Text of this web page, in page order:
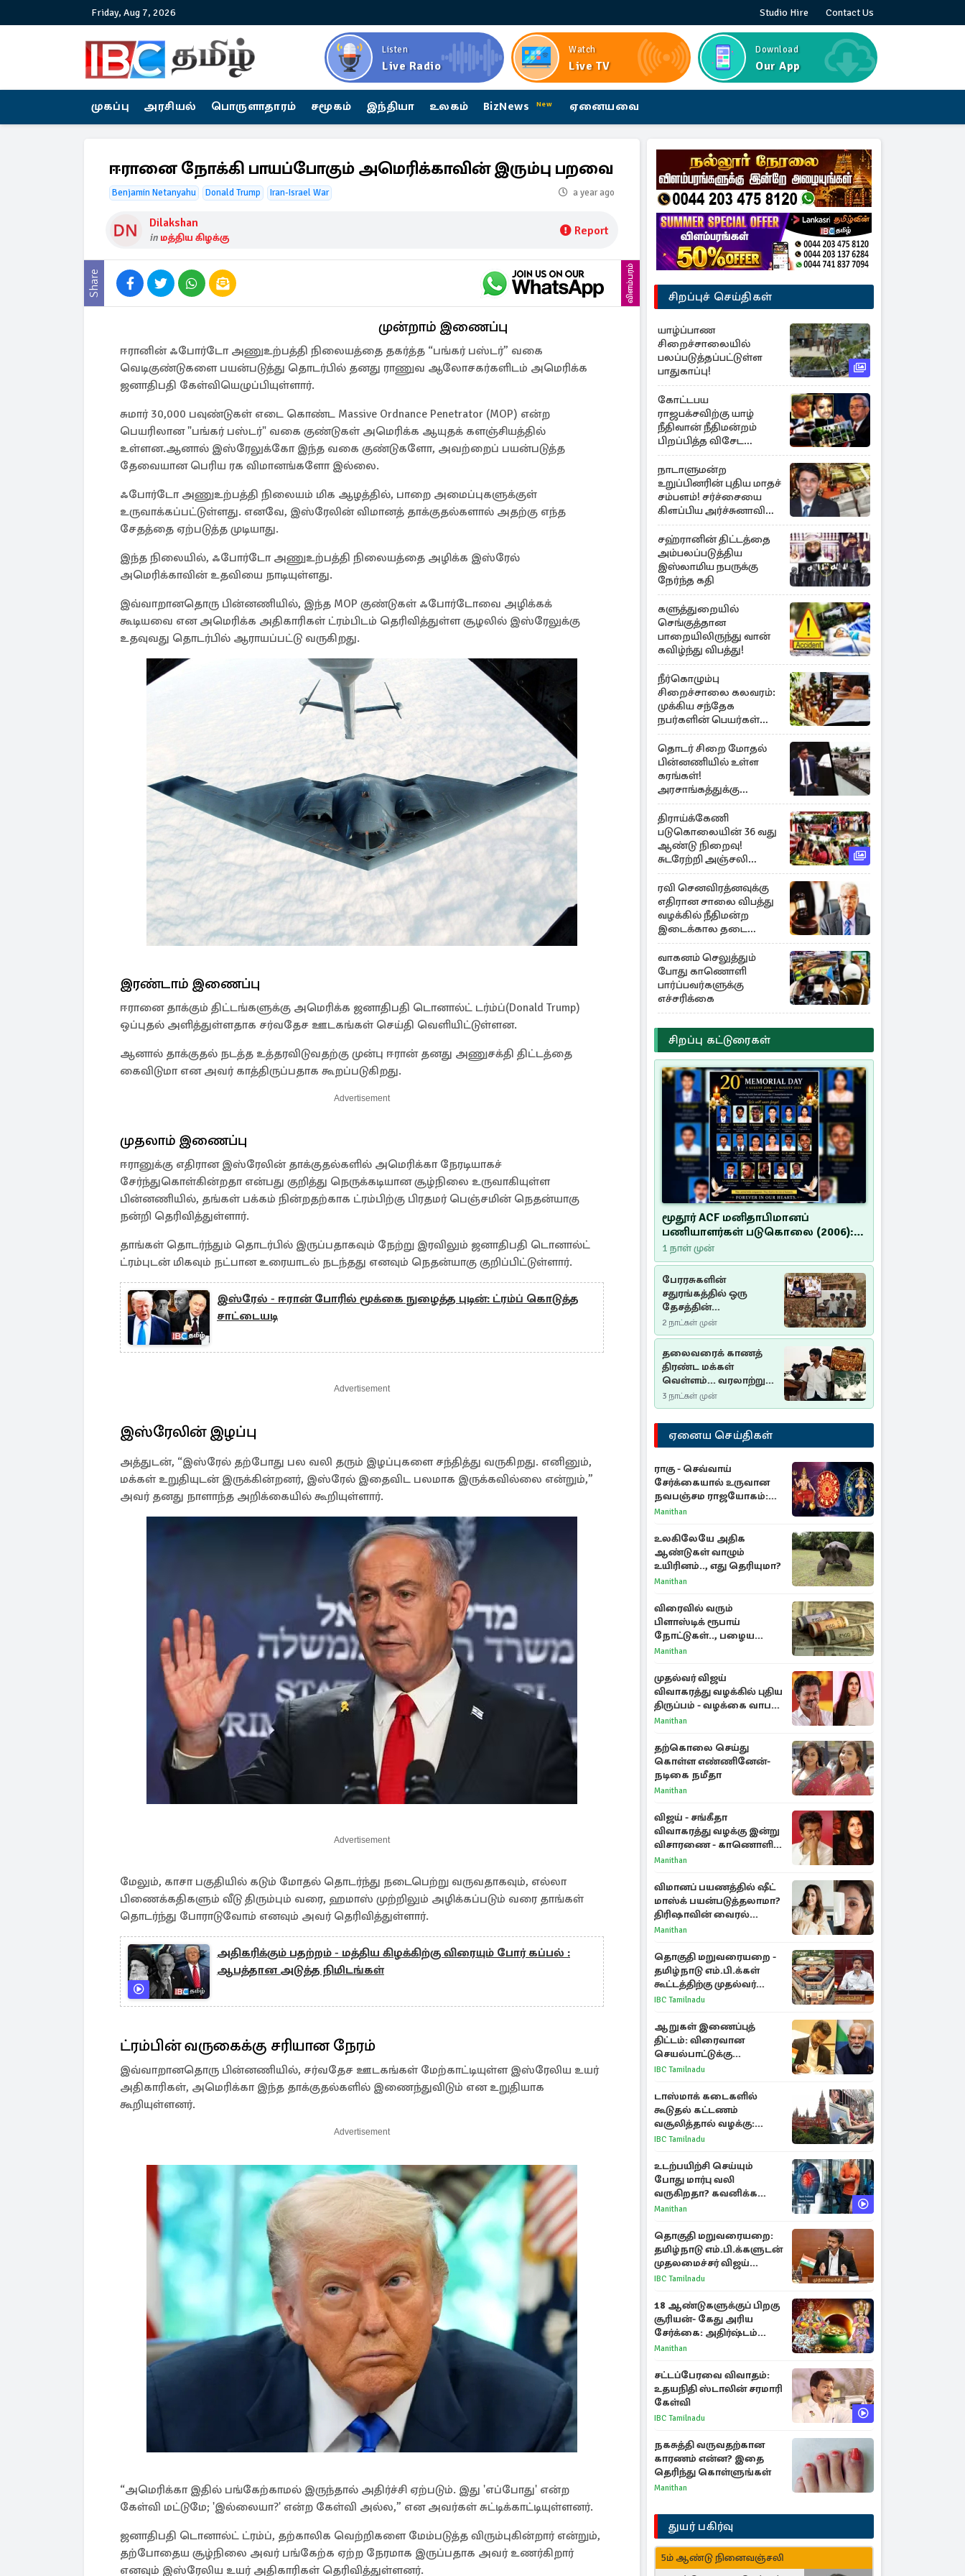
Friday, Aug 7, 2026 Studio Hire Contact Us
Listen
Live Radio
Watch
Live TV
Download
Our App
முகப்பு அரசியல் பொருளாதாரம் சமூகம் இந்தியா உலகம் BizNews New ஏனையவை
ஈரானை நோக்கி பாயப்போகும் அமெரிக்காவின் இரும்பு பறவை
Benjamin Netanyahu Donald Trump Iran-Israel War a year ago
Dilakshan
in மத்திய கிழக்கு Report
Share விளம்பரம்
முன்றாம் இணைப்பு
ஈரானின் ஃபோர்டோ அணுஉற்பத்தி நிலையத்தை தகர்த்த “பங்கர் பஸ்டர்” வகை
வெடிகுண்டுகளை பயன்படுத்து தொடர்பில் தனது ராணுவ ஆலோசகர்களிடம் அமெரிக்க
ஜனாதிபதி கேள்வியெழுப்பியுள்ளார்.
சுமார் 30,000 பவுண்டுகள் எடை கொண்ட Massive Ordnance Penetrator (MOP) என்ற
பெயரிலான "பங்கர் பஸ்டர்" வகை குண்டுகள் அமெரிக்க ஆயுதக் களஞ்சியத்தில்
உள்ளன.ஆனால் இஸ்ரேலுக்கோ இந்த வகை குண்டுகளோ, அவற்றைப் பயன்படுத்த
தேவையான பெரிய ரக விமானங்களோ இல்லை.
ஃபோர்டோ அணுஉற்பத்தி நிலையம் மிக ஆழத்தில், பாறை அமைப்புகளுக்குள்
உருவாக்கப்பட்டுள்ளது. எனவே, இஸ்ரேலின் விமானத் தாக்குதல்களால் அதற்கு எந்த
சேதத்தை ஏற்படுத்த முடியாது.
இந்த நிலையில், ஃபோர்டோ அணுஉற்பத்தி நிலையத்தை அழிக்க இஸ்ரேல்
அமெரிக்காவின் உதவியை நாடியுள்ளது.
இவ்வாறானதொரு பின்னணியில், இந்த MOP குண்டுகள் ஃபோர்டோவை அழிக்கக்
கூடியவை என அமெரிக்க அதிகாரிகள் ட்ரம்பிடம் தெரிவித்துள்ள சூழலில் இஸ்ரேலுக்கு
உதவுவது தொடர்பில் ஆராயப்பட்டு வருகிறது.
இரண்டாம் இணைப்பு
ஈரானை தாக்கும் திட்டங்களுக்கு அமெரிக்க ஜனாதிபதி டொனால்ட் டர்ம்ப்(Donald Trump)
ஒப்புதல் அளித்துள்ளதாக சர்வதேச ஊடகங்கள் செய்தி வெளியிட்டுள்ளன.
ஆனால் தாக்குதல் நடத்த உத்தரவிடுவதற்கு முன்பு ஈரான் தனது அணுசக்தி திட்டத்தை
கைவிடுமா என அவர் காத்திருப்பதாக கூறப்படுகிறது.
Advertisement
முதலாம் இணைப்பு
ஈரானுக்கு எதிரான இஸ்ரேலின் தாக்குதல்களில் அமெரிக்கா நேரடியாகச்
சேர்ந்துகொள்கின்றதா என்பது குறித்து நெருக்கடியான சூழ்நிலை உருவாகியுள்ள
பின்னணியில், தங்கள் பக்கம் நின்றதற்காக ட்ரம்பிற்கு பிரதமர் பெஞ்சமின் நெதன்யாகு
நன்றி தெரிவித்துள்ளார்.
தாங்கள் தொடர்ந்தும் தொடர்பில் இருப்பதாகவும் நேற்று இரவிலும் ஜனாதிபதி டொனால்ட்
ட்ரம்புடன் மிகவும் நட்பான உரையாடல் நடந்தது எனவும் நெதன்யாகு குறிப்பிட்டுள்ளார்.
இஸ்ரேல் - ஈரான் போரில் மூக்கை நுழைத்த புடின்: ட்ரம்ப் கொடுத்த
சாட்டையடி
Advertisement
இஸ்ரேலின் இழப்பு
அத்துடன், “இஸ்ரேல் தற்போது பல வலி தரும் இழப்புகளை சந்தித்து வருகிறது. எனினும்,
மக்கள் உறுதியுடன் இருக்கின்றனர், இஸ்ரேல் இதைவிட பலமாக இருக்கவில்லை என்றும்,”
அவர் தனது நாளாந்த அறிக்கையில் கூறியுள்ளார்.
Advertisement
மேலும், காசா பகுதியில் கடும் மோதல் தொடர்ந்து நடைபெற்று வருவதாகவும், எல்லா
பிணைக்கதிகளும் வீடு திரும்பும் வரை, ஹமாஸ் முற்றிலும் அழிக்கப்படும் வரை தாங்கள்
தொடர்ந்து போராடுவோம் எனவும் அவர் தெரிவித்துள்ளார்.
அதிகரிக்கும் பதற்றம் - மத்திய கிழக்கிற்கு விரையும் போர் கப்பல் :
ஆபத்தான அடுத்த நிமிடங்கள்
ட்ரம்பின் வருகைக்கு சரியான நேரம்
இவ்வாறானதொரு பின்னணியில், சர்வதேச ஊடகங்கள் மேற்காட்டியுள்ள இஸ்ரேலிய உயர்
அதிகாரிகள், அமெரிக்கா இந்த தாக்குதல்களில் இணைந்துவிடும் என உறுதியாக
கூறியுள்ளனர்.
Advertisement
“அமெரிக்கா இதில் பங்கேற்காமல் இருந்தால் அதிர்ச்சி ஏற்படும். இது 'எப்போது' என்ற
கேள்வி மட்டுமே; 'இல்லையா?' என்ற கேள்வி அல்ல,” என அவர்கள் சுட்டிக்காட்டியுள்ளனர்.
ஜனாதிபதி டொனால்ட் ட்ரம்ப், தற்காலிக வெற்றிகளை மேம்படுத்த விரும்புகின்றார் என்றும்,
தற்போதைய சூழ்நிலை அவர் பங்கேற்க ஏற்ற நேரமாக இருப்பதாக அவர் உணர்கிறார்
எனவும் இஸ்ரேலிய உயர் அதிகாரிகள் தெரிவித்துள்ளனர்.
சிறப்புச் செய்திகள்
யாழ்ப்பாண
சிறைச்சாலையில்
பலப்படுத்தப்பட்டுள்ள
பாதுகாப்பு!
கோட்டபய
ராஜபக்சவிற்கு யாழ்
நீதிவான் நீதிமன்றம்
பிறப்பித்த விசேட
உத்தரவு!
நாடாளுமன்ற
உறுப்பினரின் புதிய மாதச்
சம்பளம்! சர்ச்சையை
கிளப்பிய அர்ச்சுனாவின்
அறிக்கை
சஹ்ரானின் திட்டத்தை
அம்பலப்படுத்திய
இஸ்லாமிய நபருக்கு
நேர்ந்த கதி
களுத்துறையில்
செங்குத்தான
பாறையிலிருந்து வான்
கவிழ்ந்து விபத்து!
நீர்கொழும்பு
சிறைச்சாலை கலவரம்:
முக்கிய சந்தேக
நபர்களின் பெயர்கள்
நீதிமன்றில் சமர்ப்பிப்பு!
தொடர் சிறை மோதல்
பின்னணியில் உள்ள
கரங்கள்!
அரசாங்கத்துக்கு
கிடைத்த புலனாய்வு
தகவல்
திராய்க்கேணி
படுகொலையின் 36 வது
ஆண்டு நிறைவு!
சுடரேற்றி அஞ்சலி
செலுத்திய மக்கள்
ரவி செனவிரத்னவுக்கு
எதிரான சாலை விபத்து
வழக்கில் நீதிமன்ற
இடைக்கால தடை
உத்தரவு!
வாகனம் செலுத்தும்
போது காணொளி
பார்ப்பவர்களுக்கு
எச்சரிக்கை
சிறப்பு கட்டுரைகள்
மூதூர் ACF மனிதாபிமானப்
பணியாளர்கள் படுகொலை (2006):
20 ஆண்டுகளாகியும் நீதி
மறுக்கப்பட்ட மனிதாபிமானப்
பேரவலம்
1 நாள் முன்
பேரரசுகளின்
சதுரங்கத்தில் ஒரு
தேசத்தின்
தீர்க்கதரிசனம் :
சுதுமலை பிரகடனம்
ஒரு வரலாற்றுப் பாடம்
2 நாட்கள் முன்
தலைவரைக் காணத்
திரண்ட மக்கள்
வெள்ளம்... வரலாற்றுச்
சிறப்புமிக்க சுதுமலைப்
பிரகடனம்…
3 நாட்கள் முன்
ஏனைய செய்திகள்
ராகு - செவ்வாய்
சேர்க்கையால் உருவான
நவபஞ்சம ராஜயோகம்:
அதிர்ஷ்டம் பெறும் 3
Manithan
உலகிலேயே அதிக
ஆண்டுகள் வாழும்
உயிரினம்.., எது தெரியுமா?
Manithan
விரைவில் வரும்
பிளாஸ்டிக் ரூபாய்
நோட்டுகள்.., பழைய
காகித நோட்டுகள்
Manithan
முதல்வர் விஜய்
விவாகரத்து வழக்கில் புதிய
திருப்பம் - வழக்கை வாபஸ்
பெற்ற சங்கீதா!
Manithan
தற்கொலை செய்து
கொள்ள எண்ணினேன்-
நடிகை நமீதா
Manithan
விஜய் - சங்கீதா
விவாகரத்து வழக்கு இன்று
விசாரணை - காணொளி
மூலம் ஆஜராக வாய்ப்பு
Manithan
விமானப் பயணத்தில் ஷீட்
மாஸ்க் பயன்படுத்தலாமா?
திரிஷாவின் வைரல்
செல்ஃபிக்கு மருத்துவர்
Manithan
தொகுதி மறுவரையறை -
தமிழ்நாடு எம்.பி.க்கள்
கூட்டத்திற்கு முதல்வர்
விஜய் அழைப்பு
IBC Tamilnadu
ஆறுகள் இணைப்புத்
திட்டம்: விரைவான
செயல்பாட்டுக்கு
பிரதமருக்கு முதலமைச்சர்
IBC Tamilnadu
டாஸ்மாக் கடைகளில்
கூடுதல் கட்டணம்
வசூலித்தால் வழக்கு:
சென்னை உயர்நீதிமன்றம்
IBC Tamilnadu
உடற்பயிற்சி செய்யும்
போது மார்பு வலி
வருகிறதா? கவனிக்க
வேண்டிய எச்சரிக்கை
Manithan
தொகுதி மறுவரையறை:
தமிழ்நாடு எம்.பி.க்களுடன்
முதலமைச்சர் விஜய்
ஆலோசனை
IBC Tamilnadu
18 ஆண்டுகளுக்குப் பிறகு
சூரியன்- கேது அரிய
சேர்க்கை: அதிர்ஷ்டம்
பெறும் 3 ராசிகள்!
Manithan
சட்டப்பேரவை விவாதம்:
உதயநிதி ஸ்டாலின் சரமாரி
கேள்வி
IBC Tamilnadu
நகசுத்தி வருவதற்கான
காரணம் என்ன? இதை
தெரிந்து கொள்ளுங்கள்
Manithan
துயர் பகிர்வு
5ம் ஆண்டு நினைவஞ்சலி